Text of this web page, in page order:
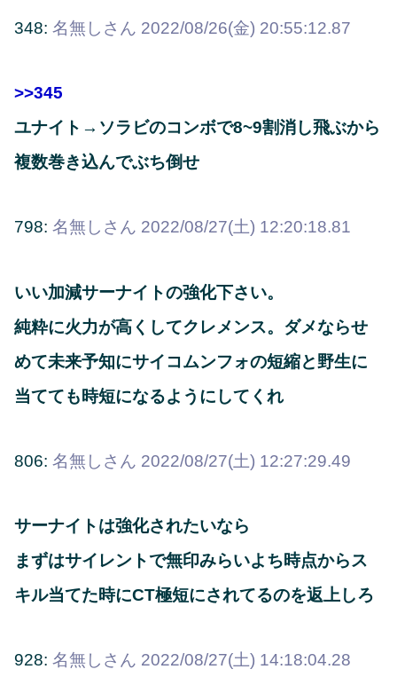
348: 名無しさん 2022/08/26(金) 20:55:12.87
>>345
ユナイト→ソラビのコンボで8~9割消し飛ぶから
複数巻き込んでぶち倒せ
798: 名無しさん 2022/08/27(土) 12:20:18.81
いい加減サーナイトの強化下さい。
純粋に火力が高くしてクレメンス。ダメならせ
めて未来予知にサイコムンフォの短縮と野生に
当てても時短になるようにしてくれ
806: 名無しさん 2022/08/27(土) 12:27:29.49
サーナイトは強化されたいなら
まずはサイレントで無印みらいよち時点からス
キル当てた時にCT極短にされてるのを返上しろ
928: 名無しさん 2022/08/27(土) 14:18:04.28